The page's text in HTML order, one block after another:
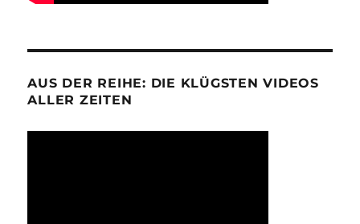
AUS DER REIHE: DIE KLÜGSTEN VIDEOS
ALLER ZEITEN